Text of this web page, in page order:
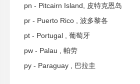
pn - Pitcairn Island, 皮特克恩岛
pr - Puerto Rico , 波多黎各
pt - Portugal , 葡萄牙
pw - Palau , 帕劳
py - Paraguay , 巴拉圭